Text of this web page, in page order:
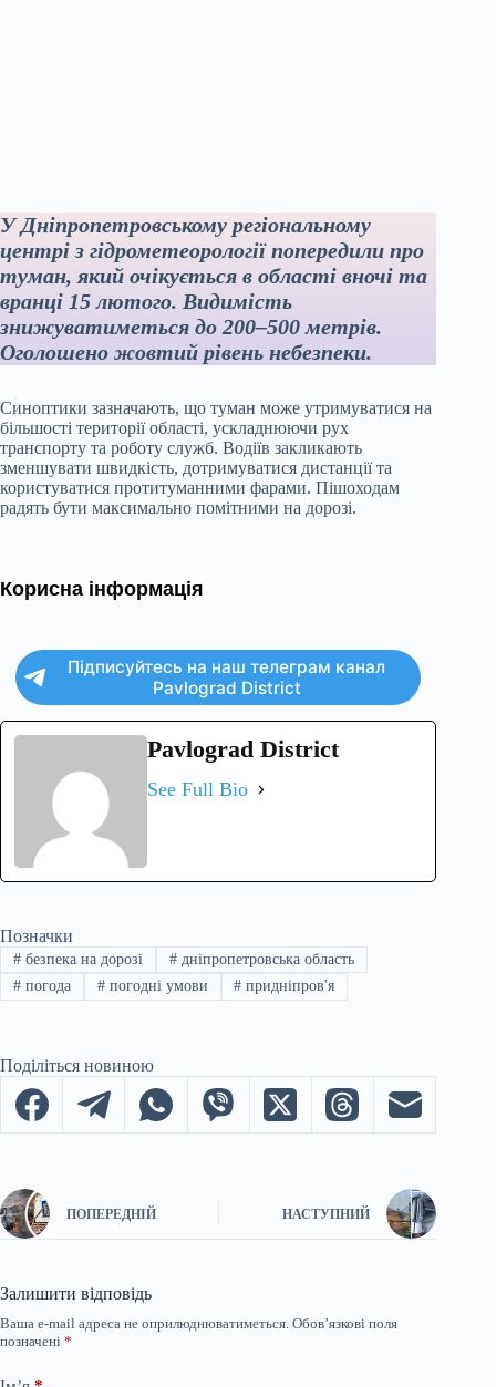
У Дніпропетровському регіональному
центрі з гідрометеорології попередили про
туман, який очікується в області вночі та
вранці 15 лютого. Видимість
знижуватиметься до 200–500 метрів.
Оголошено жовтий рівень небезпеки.
Синоптики зазначають, що туман може утримуватися на
більшості території області, ускладнюючи рух
транспорту та роботу служб. Водіїв закликають
зменшувати швидкість, дотримуватися дистанції та
користуватися протитуманними фарами. Пішоходам
радять бути максимально помітними на дорозі.
Корисна інформація
Підписуйтесь на наш телеграм канал
Pavlograd District
Pavlograd District
See Full Bio
Позначки
#безпека на дорозі #дніпропетровська область
#погода #погодні умови # придніпров'я
Поділіться новиною
ПОПЕРЕДНІЙ НАСТУПНИЙ
Залишити відповідь
Ваша e-mail адреса не оприлюднюватиметься. Обов’язкові поля
позначені *